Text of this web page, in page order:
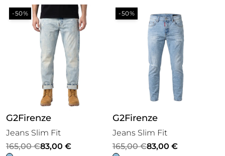
originale
era:
165,00 €.
attuale
è:
83,00 €.
originale
era:
attuale
è:
-50%
G2Firenze
Jeans Slim Fit
165,00€
Il
83,00 €
Il
-50%
G2Firenze
Jeans Slim Fit
165,00€
Il
83,00 €
Il